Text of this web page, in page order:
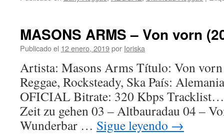
MASONS ARMS – Von vorn
Publicado el 12 enero, 2019por Ioriska
Artista: Masons Arms Título: Von
Reggae, Rocksteady, Ska País:
OFICIAL Bitrate: 320 Kbps Tracklist…
Zeit zu gehen 03 – Altbauradau 04 –
Wunderbar … Sigue leyendo →